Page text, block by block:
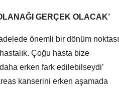
GERÇEK OLACAK’
önemli bir dönüm noktası
Çoğu hasta bize
erken fark edilebilseydi’
kanserini erken aşamada